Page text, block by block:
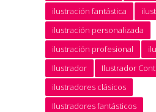
ilustración fantástica
ilustración personalizada
ilustración profesional
Ilustrador
Ilustrador
ilustradores clásicos
Ilustradores fantásticos